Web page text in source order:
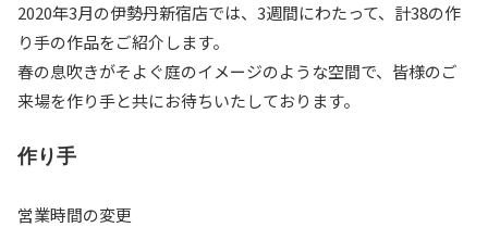
2020年3月の伊勢丹新宿店では、3週間にわたって、計38の作
り手の作品をご紹介します。
春の息吹きがそよぐ庭のイメージのような空間で、皆様のご
来場を作り手と共にお待ちいたしております。
作り手
営業時間の変更